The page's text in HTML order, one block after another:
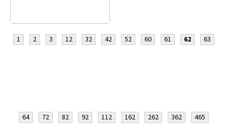
1 2 3 12 32 42 52 60 61 62 63
64 72 82 92 112 162 262 362 465